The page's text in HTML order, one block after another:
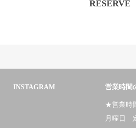
RESERVE
INSTAGRAM 営業時間
★営業時
月曜日